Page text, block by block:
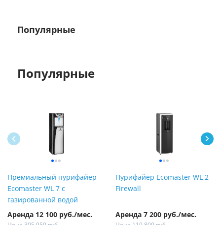
Популярные
Популярные
Премиальный пурифайер
Ecomaster WL 7 с
газированной водой
Аренда 12 100 руб./мес.
Пурифайер Ecomaster WL 2
Firewall
Аренда 7 200 руб./мес.